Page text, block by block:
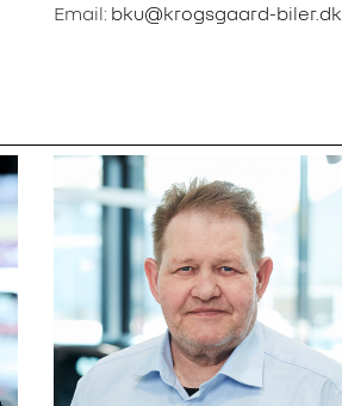
Email: bku@krogsgaard-biler.dk